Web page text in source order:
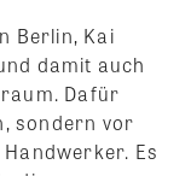
Berlin, Kai
damit auch
Dafür
sondern vor
Es